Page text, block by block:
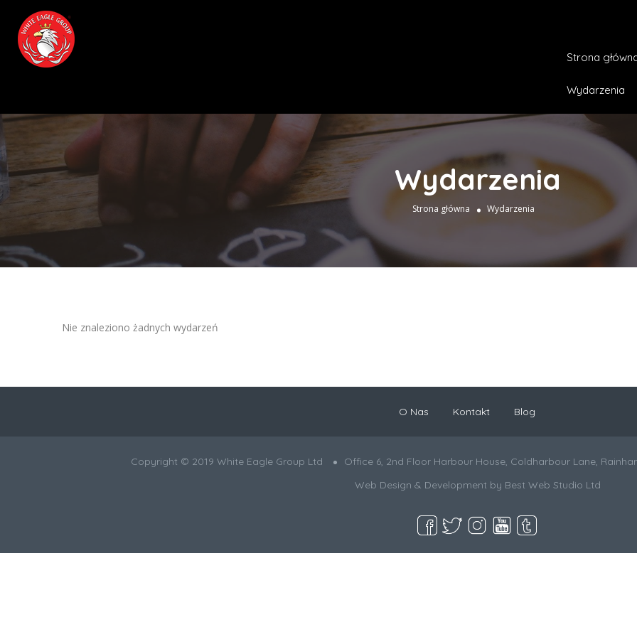
Strona
Wydarzenia
Wydarzenia
Strona główna Wydarzenia
Nie znaleziono żadnych wydarzeń
O Nas Kontakt Blog
Copyright © 2019 White Eagle Group Ltd
Office 6, 2nd Floor Harbour House, Coldharbour Lane,
Web Design & Development by Best Web Studio Ltd